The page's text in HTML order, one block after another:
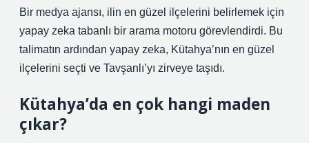
Bir medya ajansı, ilin en güzel ilçelerini belirlemek için
yapay zeka tabanlı bir arama motoru görevlendirdi. Bu
talimatın ardından yapay zeka, Kütahya’nın en güzel
ilçelerini seçti ve Tavşanlı’yı zirveye taşıdı.
Kütahya’da en çok hangi maden
çıkar?